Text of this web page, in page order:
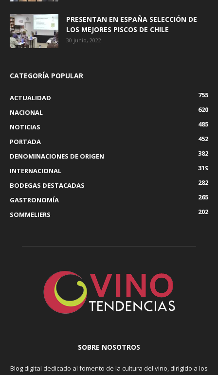
PRESENTAN EN ESPAÑA SELECCIÓN DE
LOS MEJORES PISCOS DE CHILE
30 junio, 2022
CATEGORÍA POPULAR
ACTUALIDAD
755
NACIONAL
620
NOTICIAS
485
PORTADA
452
DENOMINACIONES DE ORIGEN
382
INTERNACIONAL
319
BODEGAS DESTACADAS
282
GASTRONOMÍA
265
SOMMELIERS
202
SOBRE NOSOTROS
Blog digital dedicado al fomento de la cultura del vino, dirigido a los